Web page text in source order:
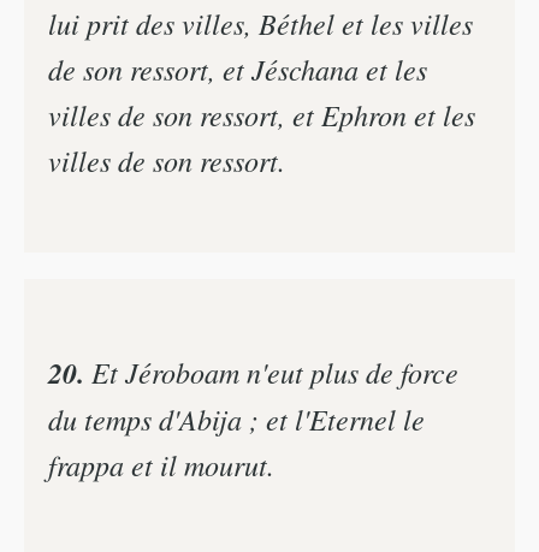
lui prit des villes, Béthel et les villes
de son ressort, et Jéschana et les
villes de son ressort, et Ephron et les
villes de son ressort.
20. Et Jéroboam n'eut plus de force
du temps d'Abija ; et l'Eternel le
frappa et il mourut.